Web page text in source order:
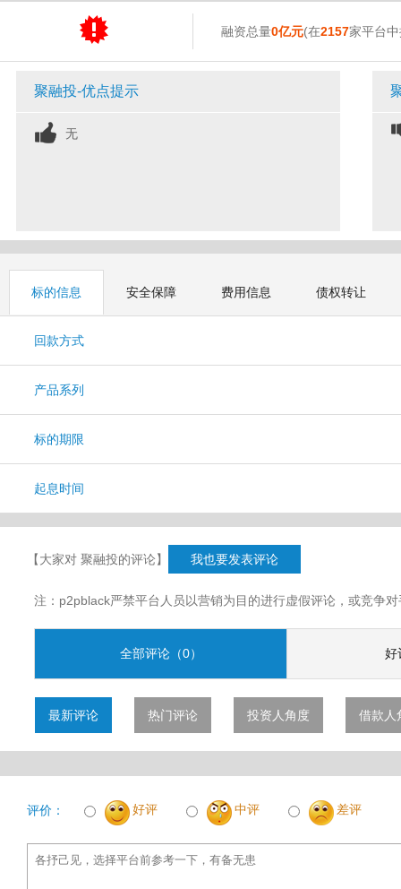
融资总量0亿元(在2157家平台
聚融投-优点提示
无
标的信息 安全保障 费用信息 债权转让
回款方式
产品系列
标的期限
起息时间
【大家对 聚融投的评论】 我也要发表评论
注：p2pblack严禁平台人员以营销为目的进行虚假评论，或竞争
全部评论（0） 好
最新评论 热门评论 投资人角度 借款人
评价： 好评 中评 差评